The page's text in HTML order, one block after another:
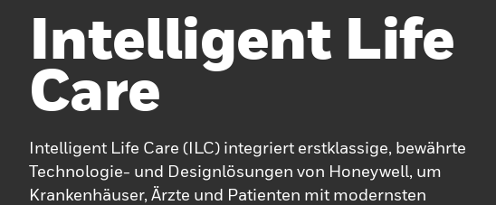
Intelligent Life
Care
Intelligent Life Care (ILC) integriert erstklassige, bewährte
Technologie- und Designlösungen von Honeywell, um
Krankenhäuser, Ärzte und Patienten mit modernsten